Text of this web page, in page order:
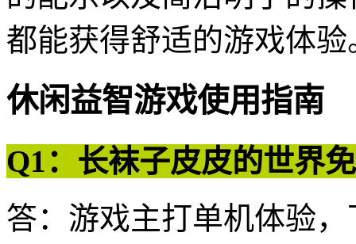
都能获得舒适的游戏体验
休闲益智游戏使用指南
Q1：长袜子皮皮的世界
答：游戏主打单机体验